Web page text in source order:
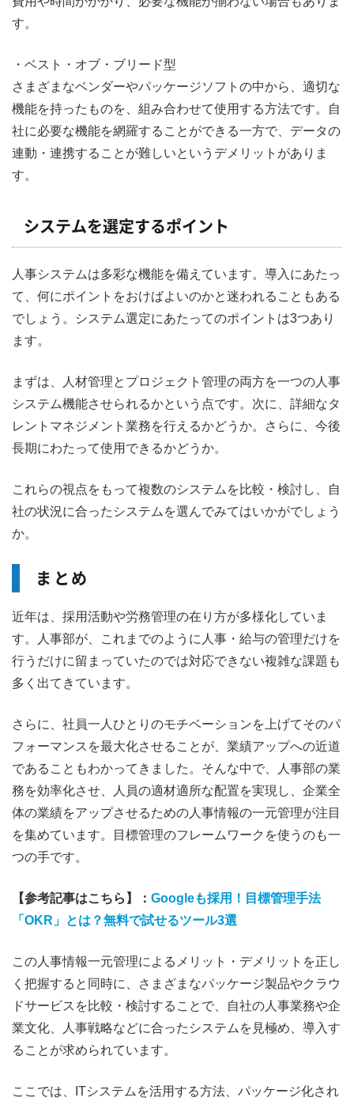
す。
・ベスト・オブ・ブリード型
さまざまなベンダーやパッケージソフトの中から、適切な
機能を持ったものを、組み合わせて使用する方法です。自
社に必要な機能を網羅することができる一方で、データの
連動・連携することが難しいというデメリットがありま
す。
システムを選定するポイント
人事システムは多彩な機能を備えています。導入にあたっ
て、何にポイントをおけばよいのかと迷われることもある
でしょう。システム選定にあたってのポイントは3つあり
ます。
まずは、人材管理とプロジェクト管理の両方を一つの人事
システム機能させられるかという点です。次に、詳細なタ
レントマネジメント業務を行えるかどうか。さらに、今後
長期にわたって使用できるかどうか。
これらの視点をもって複数のシステムを比較・検討し、自
社の状況に合ったシステムを選んでみてはいかがでしょう
か。
まとめ
近年は、採用活動や労務管理の在り方が多様化していま
す。人事部が、これまでのように人事・給与の管理だけを
行うだけに留まっていたのでは対応できない複雑な課題も
多く出てきています。
さらに、社員一人ひとりのモチベーションを上げてそのパ
フォーマンスを最大化させることが、業績アップへの近道
であることもわかってきました。そんな中で、人事部の業
務を効率化させ、人員の適材適所な配置を実現し、企業全
体の業績をアップさせるための人事情報の一元管理が注目
を集めています。
目標管理のフレームワークを使うのも一
つの手です。
【参考記事はこちら】： Googleも採用！目標管理手法
「OKR」とは？無料で試せるツール3選
この人事情報一元管理によるメリット・デメリットを正し
く把握すると同時に、さまざまなパッケージ製品やクラウ
ドサービスを比較・検討することで、自社の人事業務や企
業文化、人事戦略などに合ったシステムを見極め、導入す
ることが求められています。
ここでは、ITシステムを活用する方法、パッケージ化され